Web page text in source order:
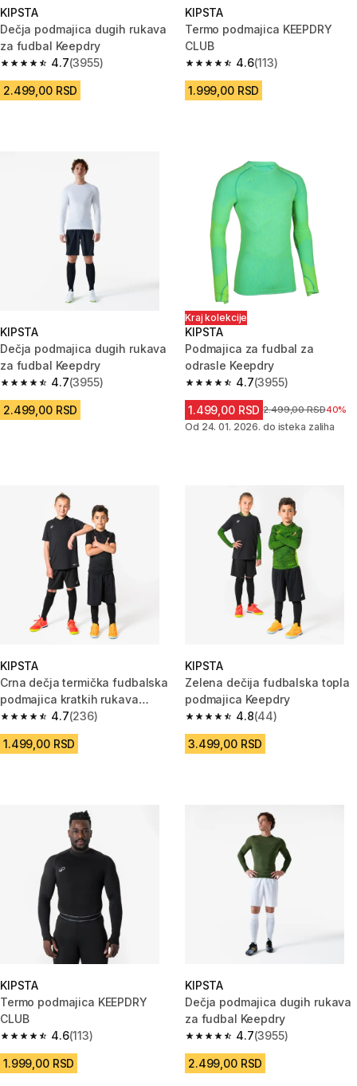
KIPSTA
Dečja podmajica dugih rukava
za fudbal Keepdry
4.7
4.7 od 5 zvezdica from 3955 Recenzije
(3955)
2.499,00 RSD
KIPSTA
Termo podmajica KEEPDRY
CLUB
4.6
4.6 od 5 zvezdica from 113
(113)
1.999,00 RSD
KIPSTA
Dečja podmajica dugih rukava
za fudbal Keepdry
4.7
4.7 od 5 zvezdica from 3955 Recenzije
(3955)
2.499,00 RSD
Kraj kolekcije
KIPSTA
Podmajica za fudbal za
odrasle Keepdry
4.7
4.7 od 5 zvezdica from 3955
(3955)
1.499,00 RSD Cena pre sniženja
2.499,00 RSD40%
Od 24. 01. 2026. do isteka zaliha
KIPSTA
Crna dečja termička fudbalska
podmajica kratkih rukava
Keepdry 500
4.7
4.7 od 5 zvezdica from 236 Recenzije
(236)
1.499,00 RSD
KIPSTA
Zelena dečija fudbalska topla
podmajica Keepdry
4.8
4.8 od 5 zvezdica from 44
(44)
3.499,00 RSD
KIPSTA
Termo podmajica KEEPDRY
CLUB
4.6
4.6 od 5 zvezdica from 113 Recenzije
(113)
1.999,00 RSD
KIPSTA
Dečja podmajica dugih rukava
za fudbal Keepdry
4.7
4.7 od 5 zvezdica from 3955
(3955)
2.499,00 RSD